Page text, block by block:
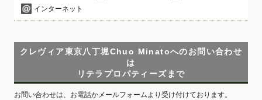
インターネット
クレヴィア東京八丁堀Chuo Minatoへのお問い合わせ
は
リテラプロパティーズまで
お問い合わせは、お電話かメールフォームより受け付けております。